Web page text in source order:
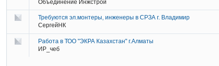
Объединение Инжстрой
Требуются эл.монтеры, инженеры в СРЗА г. Владимир
СергейНК
Работа в ТОО "ЭКРА Казахстан" г.Алматы
ИР_чеб